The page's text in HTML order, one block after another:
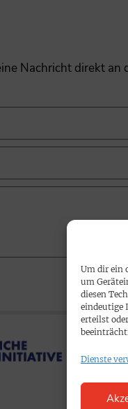
Um dir ein
um
diesen
eindeutige
erteilst
Dienste
Nachricht direkt an